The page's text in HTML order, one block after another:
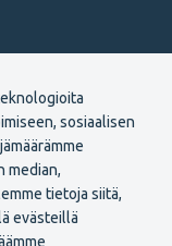
sosiaalisen
median,
tietoja siitä,
evästeillä